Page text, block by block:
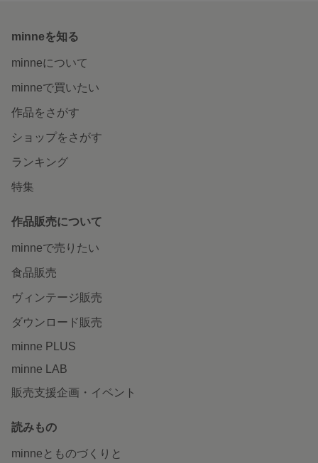
minneを知る
minneについて
minneで買いたい
作品をさがす
ショップをさがす
ランキング
特集
作品販売について
minneで売りたい
食品販売
ヴィンテージ販売
ダウンロード販売
minne PLUS
minne LAB
販売支援企画・イベント
読みもの
minneとものづくりと